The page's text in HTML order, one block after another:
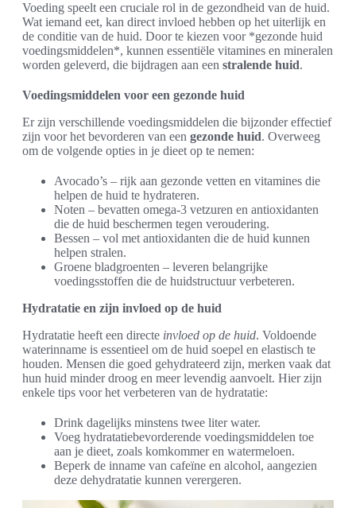
Voeding speelt een cruciale rol in de gezondheid van de huid.
Wat iemand eet, kan direct invloed hebben op het uiterlijk en
de conditie van de huid. Door te kiezen voor *gezonde huid
voedingsmiddelen*, kunnen essentiële vitamines en mineralen
worden geleverd, die bijdragen aan een stralende huid.
Voedingsmiddelen voor een gezonde huid
Er zijn verschillende voedingsmiddelen die bijzonder effectief
zijn voor het bevorderen van een gezonde huid. Overweeg
om de volgende opties in je dieet op te nemen:
Avocado’s – rijk aan gezonde vetten en vitamines die
helpen de huid te hydrateren.
Noten – bevatten omega-3 vetzuren en antioxidanten
die de huid beschermen tegen veroudering.
Bessen – vol met antioxidanten die de huid kunnen
helpen stralen.
Groene bladgroenten – leveren belangrijke
voedingsstoffen die de huidstructuur verbeteren.
Hydratatie en zijn invloed op de huid
Hydratatie heeft een directe invloed op de huid. Voldoende
waterinname is essentieel om de huid soepel en elastisch te
houden. Mensen die goed gehydrateerd zijn, merken vaak dat
hun huid minder droog en meer levendig aanvoelt. Hier zijn
enkele tips voor het verbeteren van de hydratatie:
Drink dagelijks minstens twee liter water.
Voeg hydratatiebevorderende voedingsmiddelen toe
aan je dieet, zoals komkommer en watermeloen.
Beperk de inname van cafeïne en alcohol, aangezien
deze dehydratatie kunnen verergeren.